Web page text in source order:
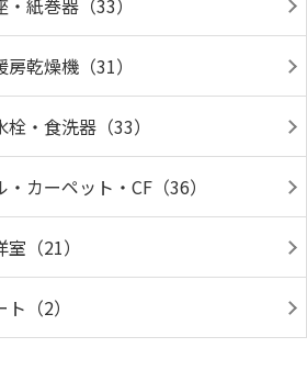
紙巻器（33）
乾燥機（31）
・食洗器（33）
カーペット・CF（36）
（21）
（2）